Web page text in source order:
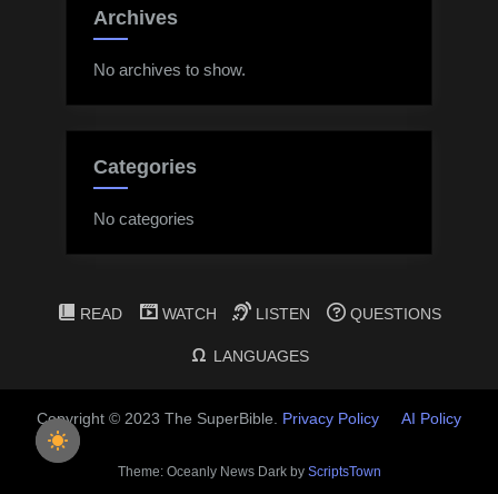
Archives
No archives to show.
Categories
No categories
READ WATCH LISTEN QUESTIONS
LANGUAGES
Copyright © 2023 The SuperBible. Privacy Policy AI Policy
Theme: Oceanly News Dark by ScriptsTown